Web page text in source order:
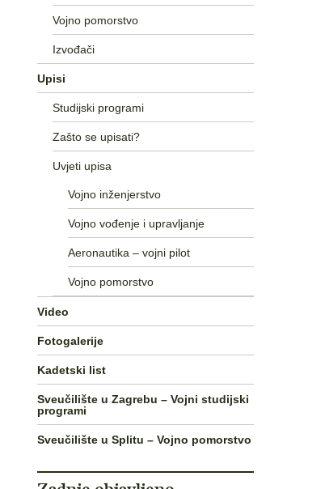
Vojno pomorstvo
Izvođači
Upisi
Studijski programi
Zašto se upisati?
Uvjeti upisa
Vojno inženjerstvo
Vojno vođenje i upravljanje
Aeronautika – vojni pilot
Vojno pomorstvo
Video
Fotogalerije
Kadetski list
Sveučilište u Zagrebu – Vojni studijski
programi
Sveučilište u Splitu – Vojno pomorstvo